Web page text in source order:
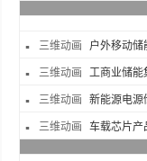
三维动画 户外移动储
三维动画 工商业储能
三维动画 新能源电源
三维动画 车载芯片产